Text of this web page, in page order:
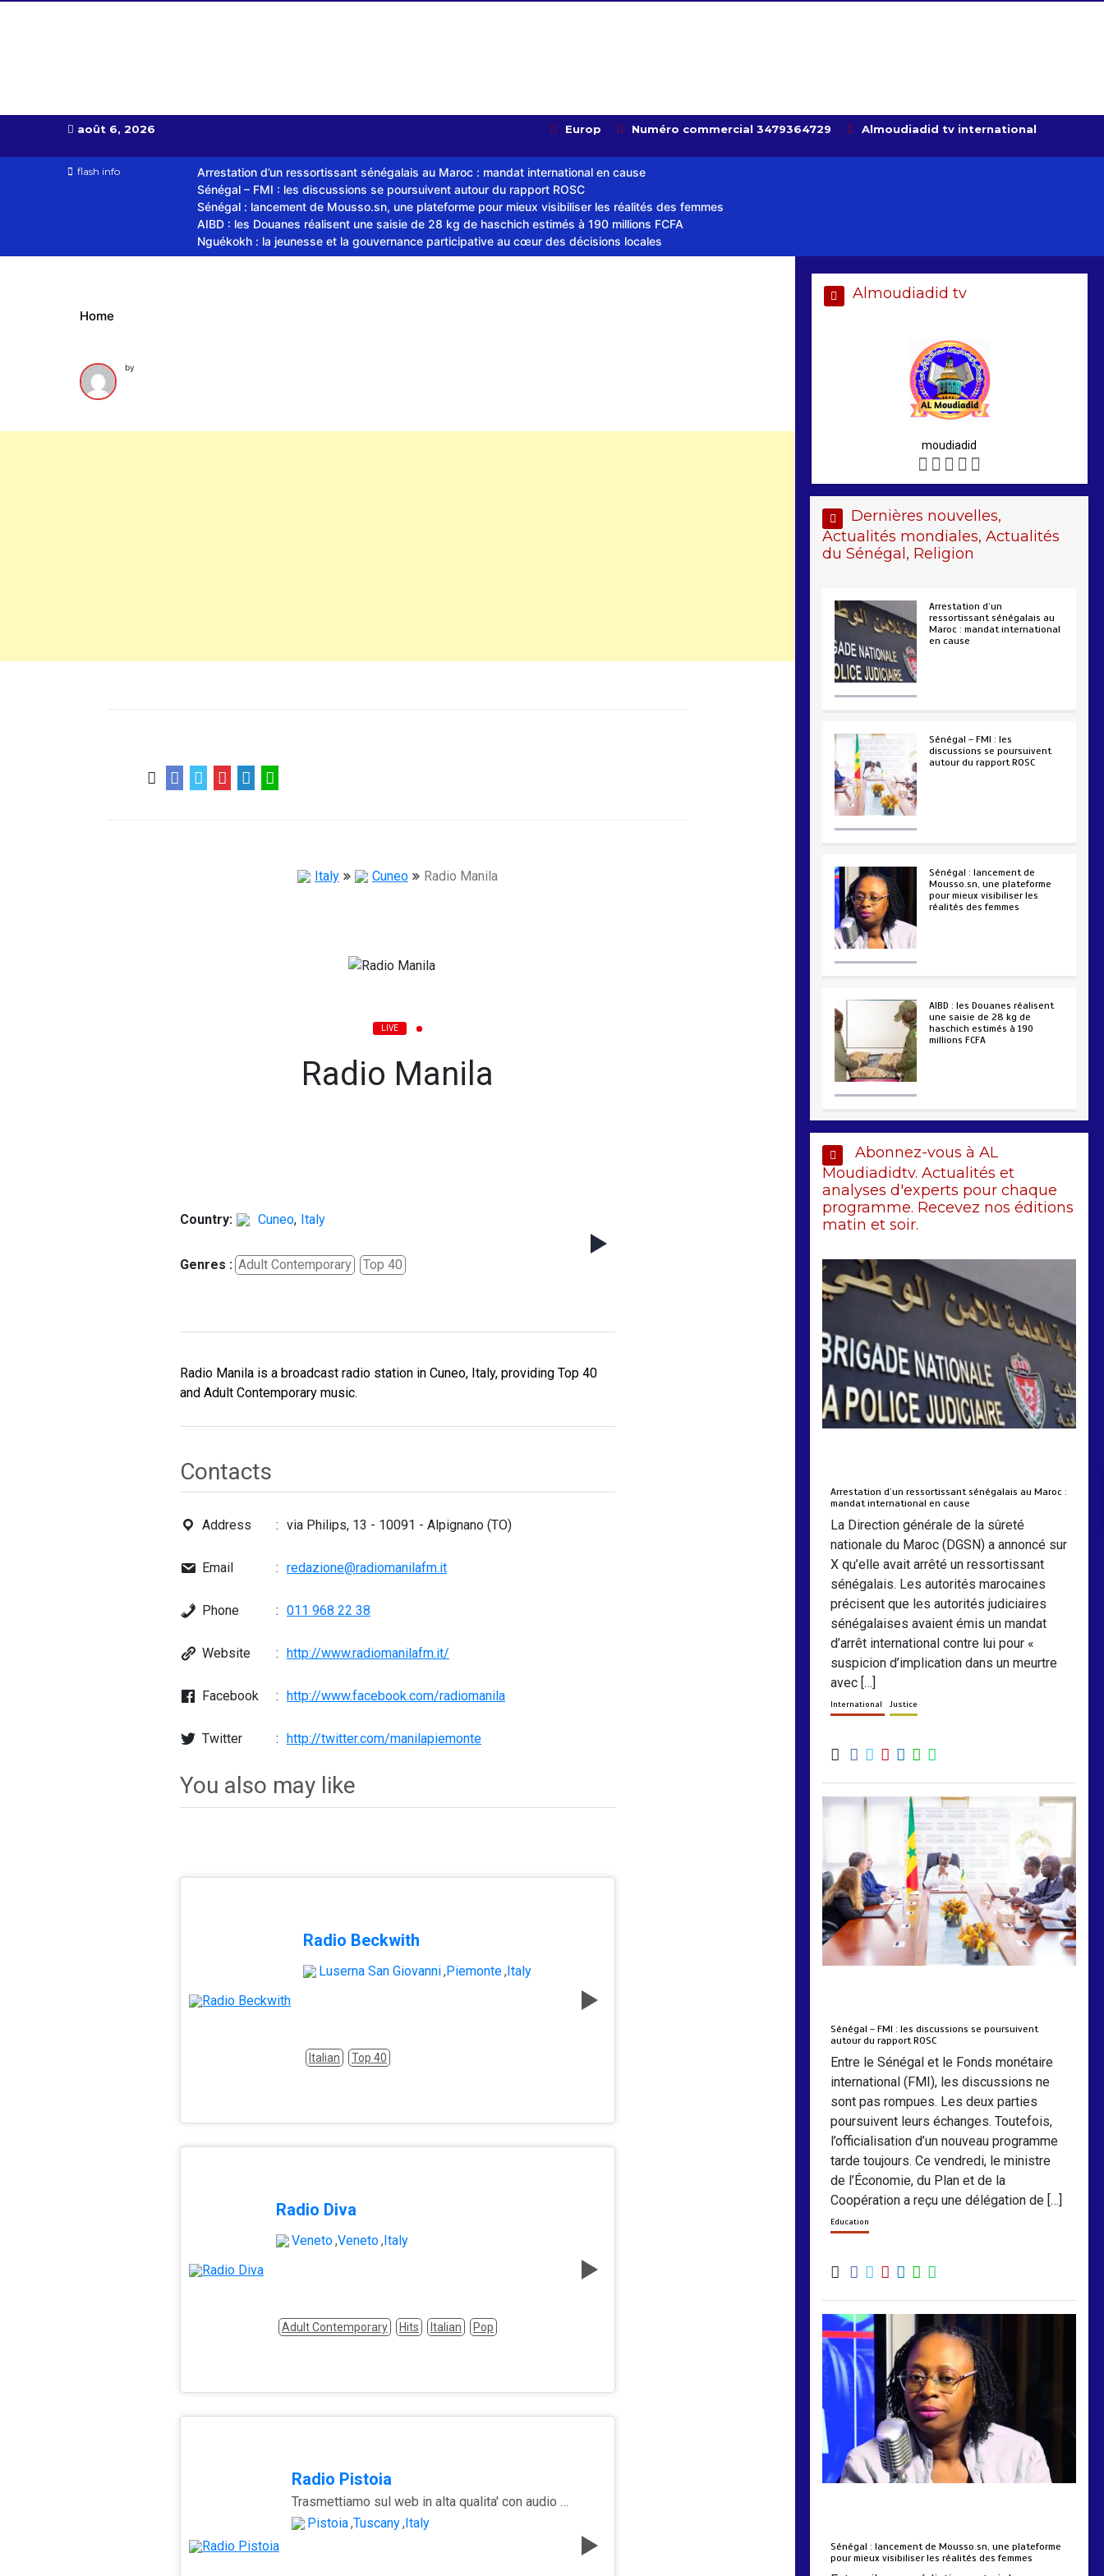
août 6, 2026 Europ Numéro commercial 3479364729 Almoudiadid tv international
flash info
Arrestation d’un ressortissant sénégalais au Maroc : mandat international en cause
Sénégal – FMI : les discussions se poursuivent autour du rapport ROSC
Sénégal : lancement de Mousso.sn, une plateforme pour mieux visibiliser les réalités des femmes
AIBD : les Douanes réalisent une saisie de 28 kg de haschich estimés à 190 millions FCFA
Nguékokh : la jeunesse et la gouvernance participative au cœur des décisions locales
Home
by
Italy Cuneo Radio Manila
LIVE
Radio Manila
Country: Cuneo, Italy
Genres : Adult Contemporary Top 40
Radio Manila is a broadcast radio station in Cuneo, Italy, providing Top 40
and Adult Contemporary music.
Contacts
Address via Philips, 13 - 10091 - Alpignano (TO)
Email redazione@radiomanilafm.it
Phone 011 968 22 38
Website http://www.radiomanilafm.it/
Facebook http://www.facebook.com/radiomanila
Twitter http://twitter.com/manilapiemonte
You also may like
Radio Beckwith
Luserna San Giovanni,Piemonte,Italy
Italian Top 40
Radio Diva
Veneto,Veneto,Italy
Adult Contemporary Hits Italian Pop
Radio Pistoia
Trasmettiamo sul web in alta qualita' con audio digitale
Pistoia,Tuscany,Italy
Almoudiadid tv
moudiadid
Dernières nouvelles,
Actualités mondiales, Actualités
du Sénégal, Religion
Arrestation d’un
ressortissant sénégalais au
Maroc : mandat international
en cause
Sénégal – FMI : les
discussions se poursuivent
autour du rapport ROSC
Sénégal : lancement de
Mousso.sn, une plateforme
pour mieux visibiliser les
réalités des femmes
AIBD : les Douanes réalisent
une saisie de 28 kg de
haschich estimés à 190
millions FCFA
Abonnez-vous à AL
Moudiadidtv. Actualités et
analyses d'experts pour chaque
programme. Recevez nos éditions
matin et soir.
Arrestation d’un ressortissant sénégalais au Maroc :
mandat international en cause
La Direction générale de la sûreté
nationale du Maroc (DGSN) a annoncé sur
X qu’elle avait arrêté un ressortissant
sénégalais. Les autorités marocaines
précisent que les autorités judiciaires
sénégalaises avaient émis un mandat
d’arrêt international contre lui pour «
suspicion d’implication dans un meurtre
avec […]
International Justice
Sénégal – FMI : les discussions se poursuivent
autour du rapport ROSC
Entre le Sénégal et le Fonds monétaire
international (FMI), les discussions ne
sont pas rompues. Les deux parties
poursuivent leurs échanges. Toutefois,
l’officialisation d’un nouveau programme
tarde toujours. Ce vendredi, le ministre
de l’Économie, du Plan et de la
Coopération a reçu une délégation de […]
Education
Sénégal : lancement de Mousso.sn, une plateforme
pour mieux visibiliser les réalités des femmes